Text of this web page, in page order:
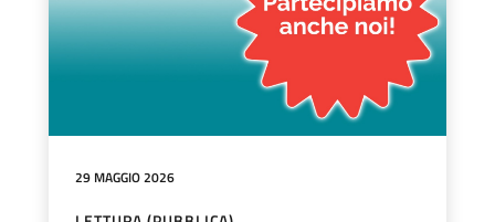
29 MAGGIO 2026